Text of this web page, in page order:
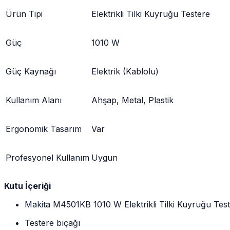
Ürün Tipi Elektrikli Tilki Kuyruğu Testere
Güç 1010 W
Güç Kaynağı Elektrik (Kablolu)
Kullanım Alanı Ahşap, Metal, Plastik
Ergonomik Tasarım Var
Profesyonel Kullanım Uygun
Kutu İçeriği
Makita M4501KB 1010 W Elektrikli Tilki Kuyruğu
Testere bıçağı